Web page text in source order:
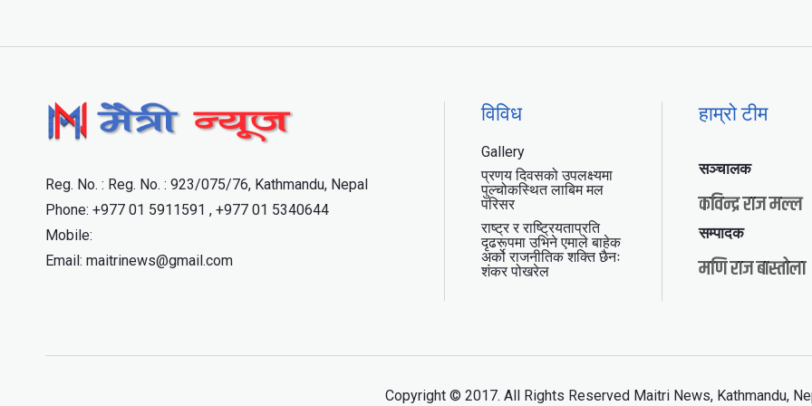
Reg. No. : Reg. No. : 923/075/76, Kathmandu, Nepal
Phone: +977 01 5911591 , +977 01 5340644
Mobile:
Email: maitrinews@gmail.com
विविध
Gallery
प्रणय दिवसको उपलक्ष्यमा
पुल्चोकस्थित लाबिम मल
परिसर
राष्ट्र र राष्ट्रियताप्रति
दृढरूपमा उभिने एमाले बाहेक
अर्को राजनीतिक शक्ति छैनः
शंकर पोखरेल
हाम्रो टीम
सञ्चालक
कविन्द्र राज मल्ल
सम्पादक
मणि राज बास्तोला
Copyright © 2017. All Rights Reserved Maitri News, Kathmandu,